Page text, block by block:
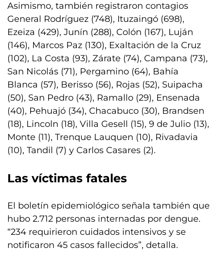
Asimismo, también registraron contagios
General Rodríguez (748), Ituzaingó (698),
Ezeiza (429), Junín (288), Colón (167), Luján
(146), Marcos Paz (130), Exaltación de la Cruz
(102), La Costa (93), Zárate (74), Campana (73),
San Nicolás (71), Pergamino (64), Bahía
Blanca (57), Berisso (56), Rojas (52), Suipacha
(50), San Pedro (43), Ramallo (29), Ensenada
(40), Pehuajó (34), Chacabuco (30), Brandsen
(18), Lincoln (18), Villa Gesell (15), 9 de Julio (13),
Monte (11), Trenque Lauquen (10), Rivadavia
(10), Tandil (7) y Carlos Casares (2).
Las víctimas fatales
El boletín epidemiológico señala también que
hubo 2.712 personas internadas por dengue.
“234 requirieron cuidados intensivos y se
notificaron 45 casos fallecidos”, detalla.